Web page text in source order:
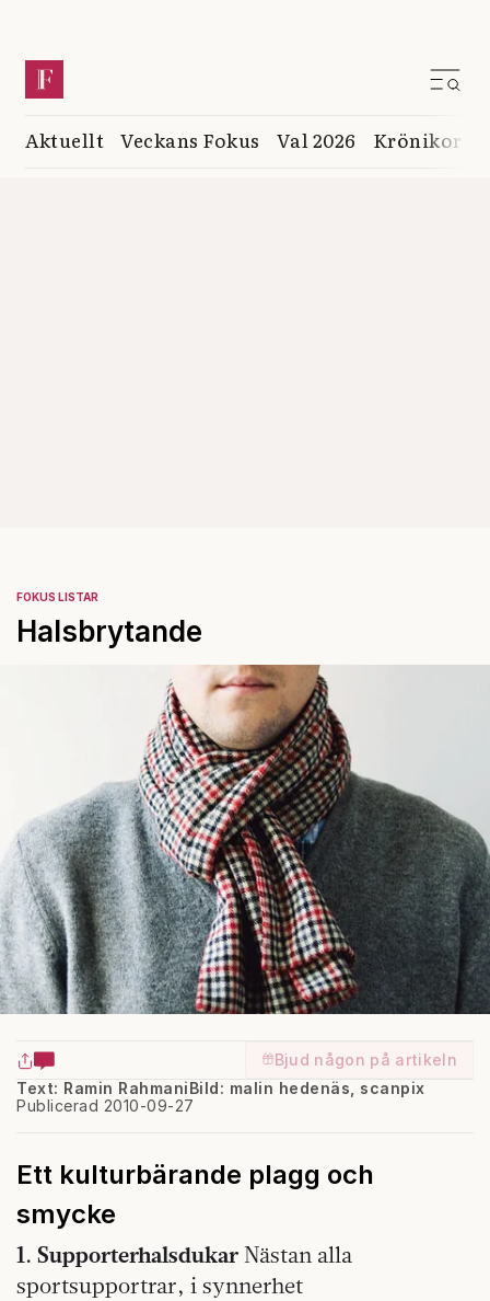
Aktuellt Veckans Fokus Val 2026 Krönikor
FOKUS LISTAR
Halsbrytande
Bjud någon på artikeln
Text: Ramin Rahmani
Publicerad 2010-09-27
Bild: malin hedenäs, scanpix
Ett kulturbärande plagg och
smycke
1. Supporterhalsdukar Nästan alla
sportsupportrar, i synnerhet